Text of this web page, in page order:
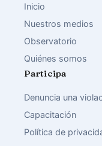
Inicio
Nuestros medios
Observatorio
Quiénes somos
Participa
Denuncia una
Capacitación
Política de